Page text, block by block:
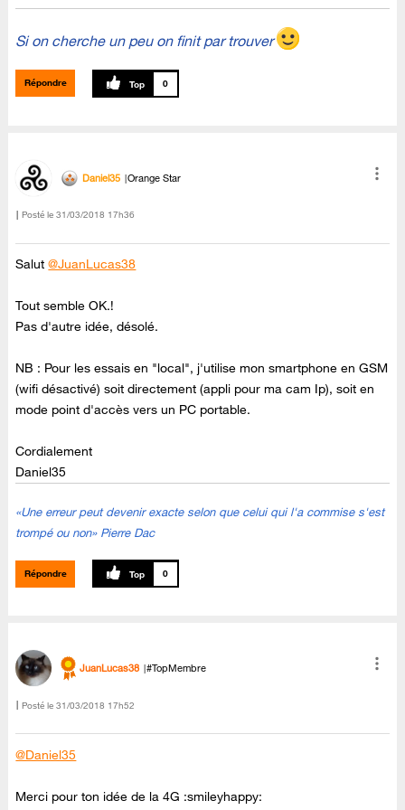
Si on cherche un peu on finit par trouver
Répondre 0
Daniel35 Orange Star
Posté le ‎31/03/2018 17h36
Salut@JuanLucas38
Tout semble OK.!
Pas d'autre idée, désolé.
NB : Pour les essais en "local", j'utilise mon smartphone en GSM
(wifi désactivé) soit directement (appli pour ma cam Ip), soit en
mode point d'accès vers un PC portable.
Cordialement
Daniel35
«Une erreur peut devenir exacte selon que celui qui l'a commise s'est
trompé ou non» Pierre Dac
Répondre 0
JuanLucas38 #TopMembre
Posté le ‎31/03/2018 17h52
@Daniel35
Merci pour ton idée de la 4G :smileyhappy: